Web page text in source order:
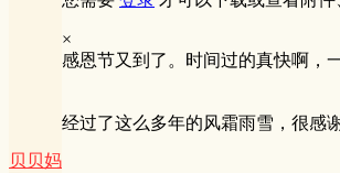
贝贝妈
×
感恩节又到了。时间过的真快啊，
经过了这么多年的风霜雨雪，很感